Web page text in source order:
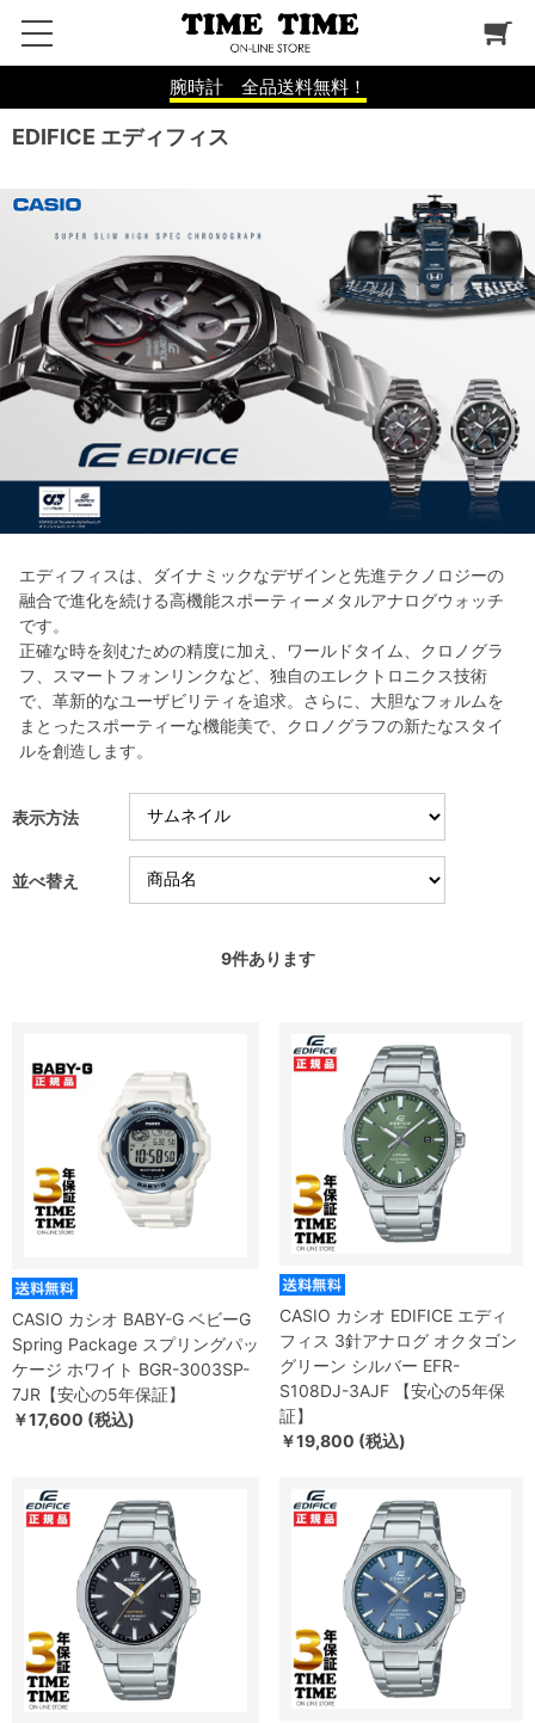
腕時計 全品送料無料！
EDIFICE エディフィス
エディフィスは、ダイナミックなデザインと先進テクノロジーの
融合で進化を続ける高機能スポーティーメタルアナログウォッチ
です。
正確な時を刻むための精度に加え、ワールドタイム、クロノグラ
フ、スマートフォンリンクなど、独自のエレクトロニクス技術
で、革新的なユーザビリティを追求。さらに、大胆なフォルムを
まとったスポーティーな機能美で、クロノグラフの新たなスタイ
ルを創造します。
表示方法
並べ替え
9件あります
CASIO カシオ BABY-G ベビーG
Spring Package スプリングパッ
ケージ ホワイト BGR-3003SP-
7JR【安心の5年保証】
￥17,600 (税込)
CASIO カシオ EDIFICE エディ
フィス 3針アナログ オクタゴン
グリーン シルバー EFR-
S108DJ-3AJF 【安心の5年保
証】
￥19,800 (税込)